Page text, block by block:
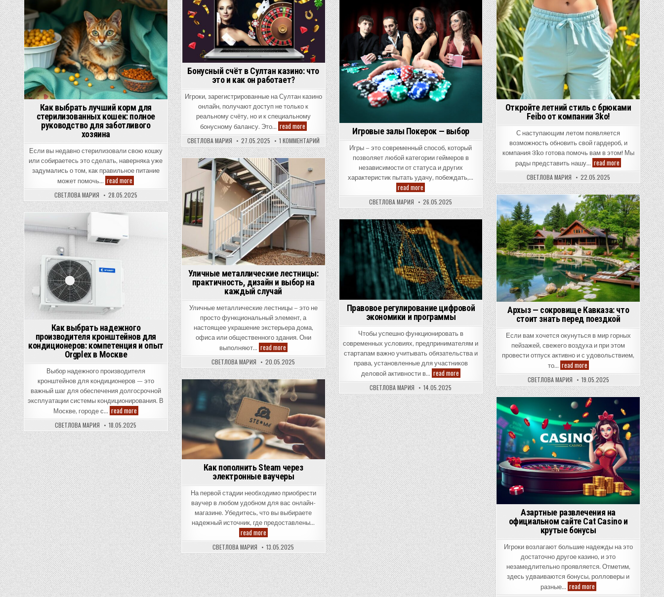
Posted
in
Как выбрать лучший корм для
стерилизованных кошек: полное
руководство для заботливого
хозяина
Если вы недавно стерилизовали свою кошку
или собираетесь это сделать, наверняка уже
задумались о том, как правильное питание
может помочь… read more
выбрать
лучший
корм
для
стерилизованных
СВЕТЛОВА МАРИЯ 28.05.2025
Posted
Бонусный счёт в Султан казино: что
это и как он работает?
Игроки, зарегистрированные на Султан казино
онлайн, получают доступ не только к
реальному счёту, но и к специальному
бонусному балансу. Это… read moreБонусный
счёт
в
Султан
казино:
что
и
как
он
работает?
СВЕТЛОВА МАРИЯ 27.05.2025 1 КОММЕНТАРИЙК
ЗАПИСИ
БОНУСНЫЙ
СЧЁТ
СУЛТАН
КАЗИНО:
ЧТО
ЭТО
КАК
РАБОТАЕТ?
Posted
in
Игровые залы Покерок — выбор
Игры – это современный способ, который
позволяет любой категории геймеров в
независимости от статуса и других
характеристик пытать удачу, побеждать,…
read more
залы
Покерок
—
выбор
СВЕТЛОВА МАРИЯ 26.05.2025
Posted
in
Откройте летний стиль с брюками
Feibo от компании 3ko!
С наступающим летом появляется
возможность обновить свой гардероб, и
компания 3ko готова помочь вам в этом! Мы
рады представить нашу… read more Откройте
летний
стиль
с
брюками
Feibo
от
компании
3ko!
СВЕТЛОВА МАРИЯ 22.05.2025
Posted
in
Уличные металлические лестницы:
практичность, дизайн и выбор на
каждый случай
Уличные металлические лестницы – это не
просто функциональный элемент, а
настоящее украшение экстерьера дома,
офиса или общественного здания. Они
выполняют… read moreУличные
металлические
лестницы:
практичность,
дизайн
и
выбор
на
каждый
случай
СВЕТЛОВА МАРИЯ 20.05.2025
Posted
in
Архыз — сокровище Кавказа: что
стоит знать перед поездкой
Если вам хочется окунуться в мир горных
пейзажей, свежего воздуха и при этом
провести отпуск активно и с удовольствием,
то… read moreАрхыз
—
сокровище
Кавказа:
что
стоит
знать
перед
поездкой
СВЕТЛОВА МАРИЯ 19.05.2025
Posted
in
Как выбрать надежного
производителя кронштейнов для
кондиционеров: компетенция и опыт
Orgplex в Москве
Выбор надежного производителя
кронштейнов для кондиционеров — это
важный шаг для обеспечения долгосрочной
эксплуатации системы кондиционирования. В
Москве, городе с… read moreКак
выбрать
производителя
кронштейнов
для
кондиционеров:
компетенция
и
опыт
Orgplex
в
Москве
СВЕТЛОВА МАРИЯ 18.05.2025
Posted
in
Правовое регулирование цифровой
экономики и программы
Чтобы успешно функционировать в
современных условиях, предпринимателям и
стартапам важно учитывать обязательства и
права, установленные для участников
деловой активности в… read moreПравовое
регулирование
цифровой
экономики
и
программы
СВЕТЛОВА МАРИЯ 14.05.2025
Posted
in
Как пополнить Steam через
электронные ваучеры
На первой стадии необходимо приобрести
ваучер в любом удобном для вас онлайн-
магазине. Убедитесь, что вы выбираете
надежный источник, где предоставлены…
read moreКак
пополнить
Steam
через
электронные
ваучеры
СВЕТЛОВА МАРИЯ 13.05.2025
Posted
in
Азартные развлечения на
официальном сайте Cat Casino и
крутые бонусы
Игроки возлагают большие надежды на это
достаточно другое казино, и это
незамедлительно проявляется. Отметим,
здесь удваиваются бонусы, ролловеры и
разные… read moreАзартные
развлечения